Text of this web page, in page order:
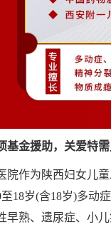
基金援助，关爱特
院作为陕西妇女儿
18岁(含18岁)多动
早熟、遗尿症、小